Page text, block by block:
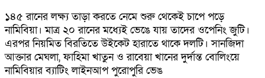
১৪৫ রানের লক্ষ্য তাড়া করতে নেমে শুরু থেকেই চাপে পড়ে
নামিবিয়া। মাত্র ২০ রানের মধ্যেই ভেঙে যায় তাদের ওপেনিং জুটি।
এরপর নিয়মিত বিরতিতে উইকেট হারাতে থাকে দলটি। সানজিদা
আক্তার মেঘলা, ফাহিমা খাতুন ও রাবেয়া খানের দুর্দান্ত বোলিংয়ে
নামিবিয়ার ব্যাটিং লাইনআপ পুরোপুরি ভেঙ